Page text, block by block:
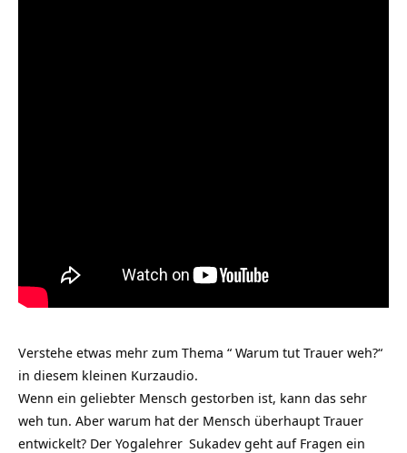
Verstehe etwas mehr zum Thema “ Warum tut Trauer weh?“
in diesem kleinen Kurzaudio.
Wenn ein geliebter Mensch gestorben ist, kann das sehr
weh tun. Aber warum hat der Mensch überhaupt Trauer
entwickelt? Der Yogalehrer Sukadev geht auf Fragen ein